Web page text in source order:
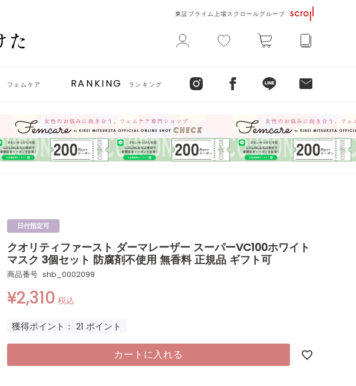
東証プライム上場スクロールグループ
フェムケア RANKING ランキング
日付指定可
クオリティファースト ダーマレーザー スーパーVC100ホワイト
マスク 3個セット 防腐剤不使用 無香料 正規品 ギフト可
商品番号 shb_0002099
¥2,310 税込
獲得ポイント： 21 ポイント
カートに入れる